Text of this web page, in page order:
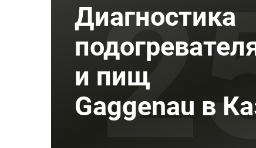
Диагностика
и пищ
Gaggenau в